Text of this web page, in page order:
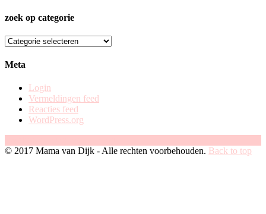
zoek op categorie
zoek
categorie
Meta
Login
Vermeldingen feed
Reacties feed
WordPress.org
© 2017 Mama van Dijk - Alle rechten voorbehouden. Back to top